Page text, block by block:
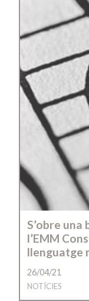
S’obre una
l’EMM
llenguatge
26/04/21
NOTÍCIES